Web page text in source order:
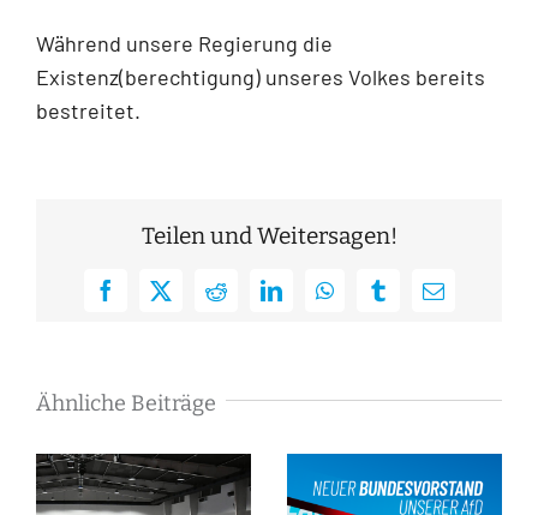
Während unsere Regierung die
Existenz(berechtigung) unseres Volkes bereits
bestreitet.
Teilen und Weitersagen!
Facebook
X RedditLinkedInWhatsAppTumblrE-
Ähnliche Beiträge